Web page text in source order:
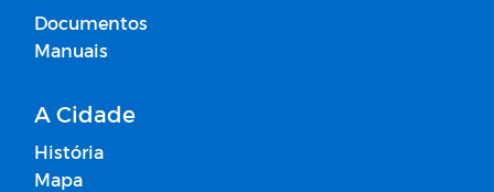
Documentos
Manuais
A Cidade
História
Mapa